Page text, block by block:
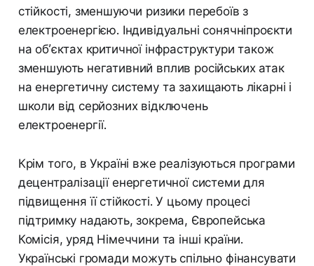
стійкості, зменшуючи ризики перебоїв з
електроенергією. Індивідуальні сонячніпроєкти
на об’єктах критичної інфраструктури також
зменшують негативний вплив російських атак
на енергетичну систему та захищають лікарні і
школи від серйозних відключень
електроенергії.
Крім того, в Україні вже реалізуються програми
децентралізації енергетичної системи для
підвищення її стійкості. У цьому процесі
підтримку надають, зокрема, Європейська
Комісія, уряд Німеччини та інші країни.
Українські громади можуть спільно фінансувати